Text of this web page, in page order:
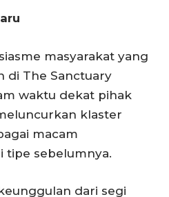
masyarakat yang
di The Sanctuary
waktu dekat pihak
klaster
macam
tipe sebelumnya.
dari segi